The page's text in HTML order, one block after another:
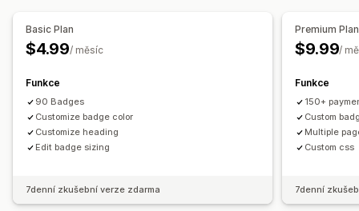
Basic Plan
$4.99/ měsíc
Funkce
90 Badges
Customize badge color
Customize heading
Edit badge sizing
7denní zkušební verze zdarma
Premium Plan
$9.99/
Funkce
150+
Custom
Multiple
Custom css
7denní